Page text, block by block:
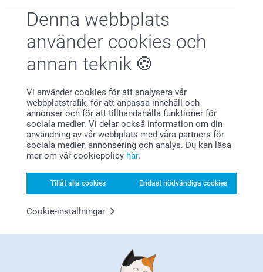
Denna webbplats
använder cookies och
annan teknik
Vi använder cookies för att analysera vår
webbplatstrafik, för att anpassa innehåll och
annonser och för att tillhandahålla funktioner för
sociala medier. Vi delar också information om din
användning av vår webbplats med våra partners för
sociala medier, annonsering och analys. Du kan läsa
mer om vår cookiepolicy här.
Tillåt alla cookies Endast nödvändiga cookies
Cookie-inställningar
födelsedagskollektion. Oavsett om du ska ordna en rolig
barnkalas eller ett elegant vuxenkalas hittar du allt du
behöver på ett och samma ställe. Från kreativa
födelsedagsinbjudningar och festliga festdekorationer till
genomtänkta presenter och minnesvärda
födelsedagsfavoriter - upptäck allt du behöver för att göra
din fest oförglömlig.
Varförsmartphoto?